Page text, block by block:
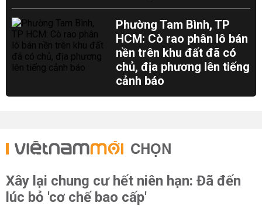
Phường Tam Bình, TP
HCM: Cò rao phân lô bán
nền trên khu đất đã có
chủ, địa phương lên tiếng
cảnh báo
CHỌN
Xây lại chung cư hết niên hạn: Đã đến
lúc bỏ 'cơ chế bao cấp'